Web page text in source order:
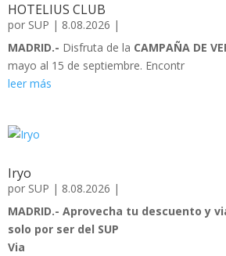
HOTELIUS CLUB
por SUP | 8.08.2026 |
MADRID.- Disfruta de la CAMPAÑA DE
mayo al 15 de septiembre. Encontr
leer más
Iryo
por SUP | 8.08.2026 |
MADRID.- Aprovecha tu descuento y
solo por ser del SUP
Via